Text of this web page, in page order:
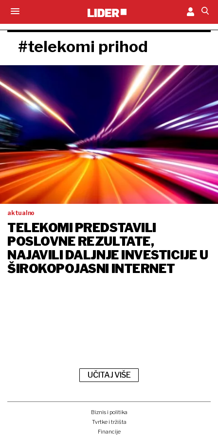
#telekomi prihod
aktualno
TELEKOMI PREDSTAVILI
POSLOVNE REZULTATE,
NAJAVILI DALJNJE INVESTICIJE U
ŠIROKOPOJASNI INTERNET
UČITAJ VIŠE
Biznis i politika
Tvrtke i tržišta
Financije